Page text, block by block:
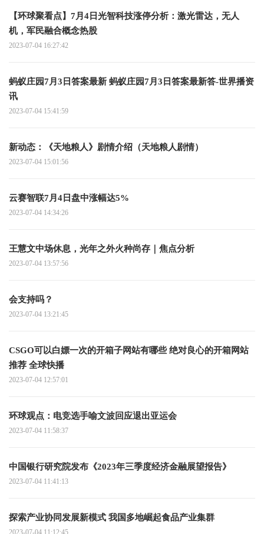
【环球聚看点】7月4日光智科技涨停分析：激光雷达，无人
机，军民融合概念热股
2023-07-04 16:27:42
蚂蚁庄园7月3日答案最新 蚂蚁庄园7月3日答案最新答-世界播资
讯
2023-07-04 15:41:59
新动态：《天地粮人》剧情介绍（天地粮人剧情）
2023-07-04 15:01:56
云赛智联7月4日盘中涨幅达5%
2023-07-04 14:34:26
王慧文中场休息，光年之外火种尚存｜焦点分析
2023-07-04 13:57:56
会支持吗？
2023-07-04 13:21:45
CSGO可以白嫖一次的开箱子网站有哪些 绝对良心的开箱网站
推荐 全球快播
2023-07-04 12:57:01
环球观点：电竞选手喻文波回应退出亚运会
2023-07-04 11:58:37
中国银行研究院发布《2023年三季度经济金融展望报告》
2023-07-04 11:41:13
探索产业协同发展新模式 我国多地崛起食品产业集群
2023-07-04 11:12:45